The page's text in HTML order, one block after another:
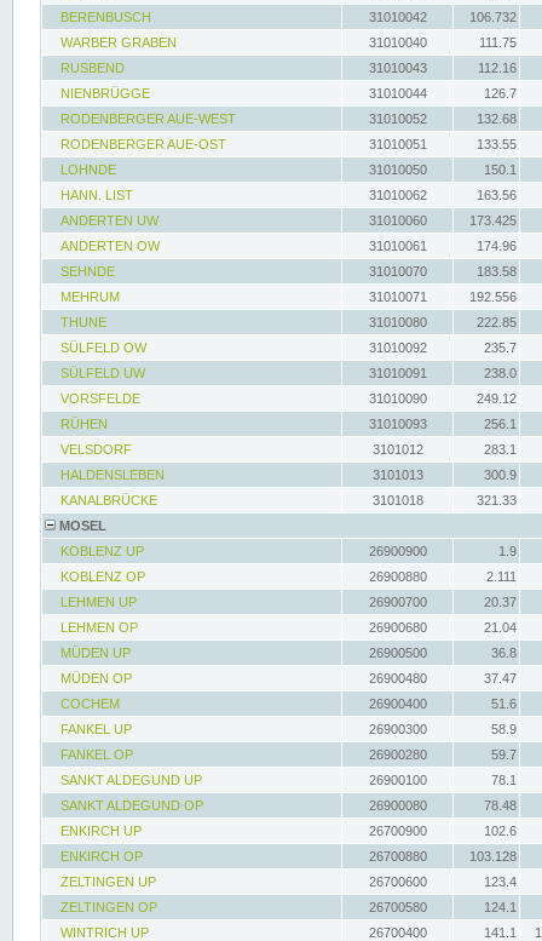
BERENBUSCH
31010042
106.732
WARBER GRABEN
31010040
111.75
RUSBEND
31010043
112.16
NIENBRÜGGE
31010044
126.7
RODENBERGER AUE-WEST
31010052
132.68
RODENBERGER AUE-OST
31010051
133.55
LOHNDE
31010050
150.1
HANN. LIST
31010062
163.56
ANDERTEN UW
31010060
173.425
ANDERTEN OW
31010061
174.96
SEHNDE
31010070
183.58
MEHRUM
31010071
192.556
THUNE
31010080
222.85
SÜLFELD OW
31010092
235.7
SÜLFELD UW
31010091
238.0
VORSFELDE
31010090
249.12
RÜHEN
31010093
256.1
VELSDORF
3101012
283.1
HALDENSLEBEN
3101013
300.9
KANALBRÜCKE
3101018
321.33
MOSEL
KOBLENZ UP
26900900
1.9
KOBLENZ OP
26900880
2.111
LEHMEN UP
26900700
20.37
LEHMEN OP
26900680
21.04
MÜDEN UP
26900500
36.8
MÜDEN OP
26900480
37.47
COCHEM
26900400
51.6
FANKEL UP
26900300
58.9
FANKEL OP
26900280
59.7
SANKT ALDEGUND UP
26900100
78.1
SANKT ALDEGUND OP
26900080
78.48
ENKIRCH UP
26700900
102.6
ENKIRCH OP
26700880
103.128
ZELTINGEN UP
26700600
123.4
ZELTINGEN OP
26700580
124.1
WINTRICH UP
26700400 141.1